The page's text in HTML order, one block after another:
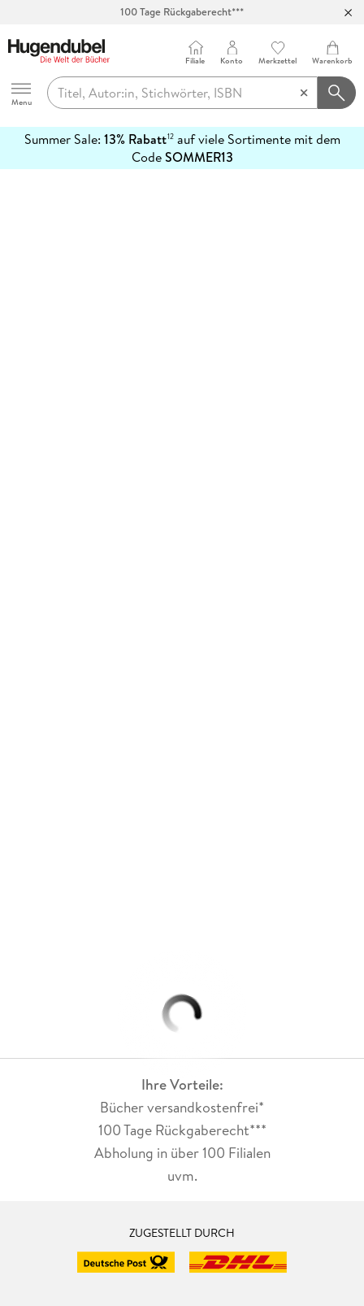
100 Tage Rückgaberecht***
Hugendubel
Menu
Filiale Konto Merkzettel Warenkorb
Summer Sale: 13% Rabatt12auf viele Sortimente mit dem
CodeSOMMER13
erfahren
Ihre Vorteile:
Bücher versandkostenfrei*
100 Tage Rückgaberecht***
Abholung in über 100 Filialen
uvm.
ZUGESTELLT DURCH